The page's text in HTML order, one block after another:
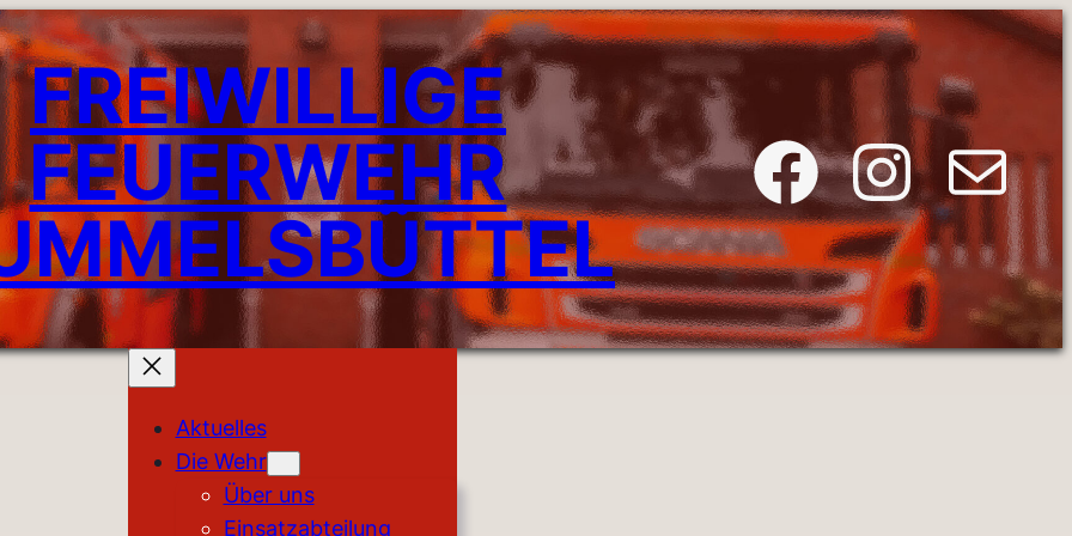
FREIWILLIGE
FEUERWEHR
Facebook Instagram E-Mail
Aktuelles
Die Wehr
Über uns
Einsatzabteilung